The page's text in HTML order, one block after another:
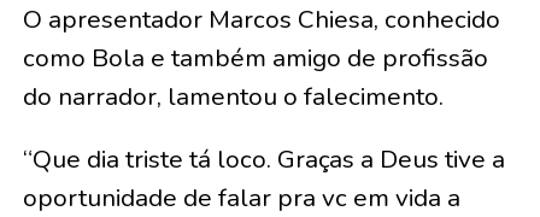
O apresentador Marcos Chiesa, conhecido
como Bola e também amigo de profissão
do narrador, lamentou o falecimento.
“Que dia triste tá loco. Graças a Deus tive a
oportunidade de falar pra vc em vida a